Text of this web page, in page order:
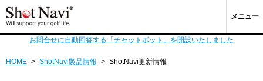
メニュー
お問合せに自動回答する「チャットボット」を開設いたしました
HOME > ShotNavi製品情報 > ShotNavi更新情報